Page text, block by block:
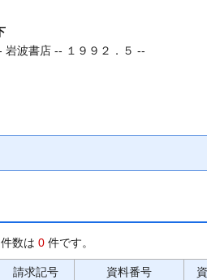
岩波書店 -- １９９２．５ --
数は 0 件です。
請求記号 資料番号